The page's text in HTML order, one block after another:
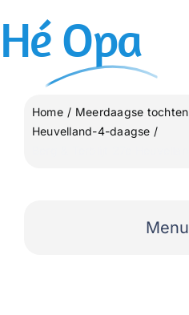
inhoud
Hé Opa
Home
Meerdaagse tochten
Heuvelland-4-daagse
Menu